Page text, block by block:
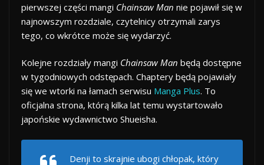
pierwszej części mangi Chainsaw Man nie pojawił się w
najnowszym rozdziale, czytelnicy otrzymali zarys
tego, co wkrótce może się wydarzyć.
Kolejne rozdziały mangi Chainsaw Man będą dostępne
w tygodniowych odstępach. Chaptery będą pojawiały
się we wtorki na łamach serwisu Manga Plus. To
oficjalna strona, którą kilka lat temu wystartowało
japońskie wydawnictwo Shueisha.
Denji to skrajnie ubogi chłopak, który